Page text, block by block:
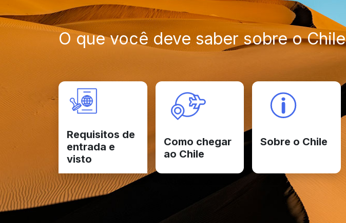
O que você deve saber sobre o Chile
Requisitos de
entrada e
visto
Como chegar
ao Chile
Sobre o Chile